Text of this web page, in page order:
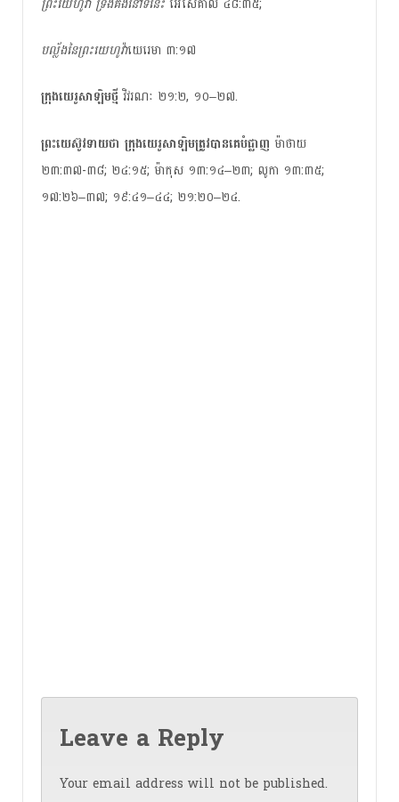
បល្ល័ងនៃព្រះយេហូវ៉ាយេរេមា ៣:១៧
ក្រុង​យេ​រូ​សា​ឡិ​ម​ថ្មីវិវរណៈ ២១:២, ១០–២៧.
ព្រះ​យេស៊ូវ​ទាយថា ក្រុងយេរូសាឡិម​ត្រូវ​បាន​គេ​បំផ្លាញ ម៉ាថាយ
២៣:៣៧-៣៨; ២៤:១៥; ម៉ាកុស ១៣:១៤–២៣; លូកា ១៣:៣៥;
១៧:២៦–៣៧; ១៩:៤១–៤៤; ២១:២០–២៤.
Leave a Reply
Your email address will not be published.